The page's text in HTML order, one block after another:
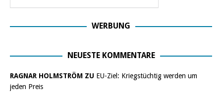
WERBUNG
NEUESTE KOMMENTARE
RAGNAR HOLMSTRÖM ZU EU-Ziel: Kriegstüchtig werden um
jeden Preis